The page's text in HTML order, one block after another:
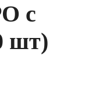
с
шт)